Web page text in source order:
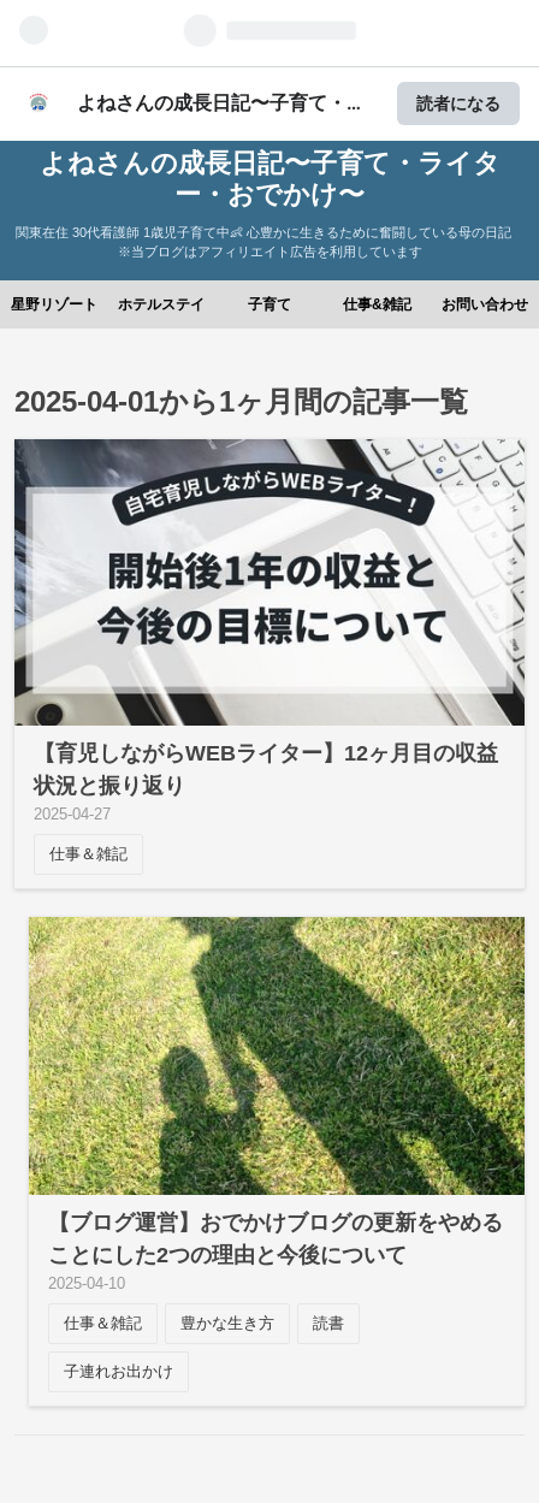
よねさんの成長日記〜子育て・ラ
読者になる
よねさんの成長日記〜子育て・ライタ
ー・おでかけ〜
関東在住 30代看護師 1歳児子育て中👶 心豊かに生きるために奮闘している母の日記
※当ブログはアフィリエイト広告を利用しています
星野リゾート ホテルステイ 子育て 仕事&雑記 お問い合わせ
2025-04-01から1ヶ月間の記事一覧
2025-04-27
【育児しながらWEBライター】12ヶ月目の収益
状況と振り返り
仕事＆雑記
2025-04-10
【ブログ運営】おでかけブログの更新をやめる
ことにした2つの理由と今後について
仕事＆雑記 豊かな生き方 読書
子連れお出かけ